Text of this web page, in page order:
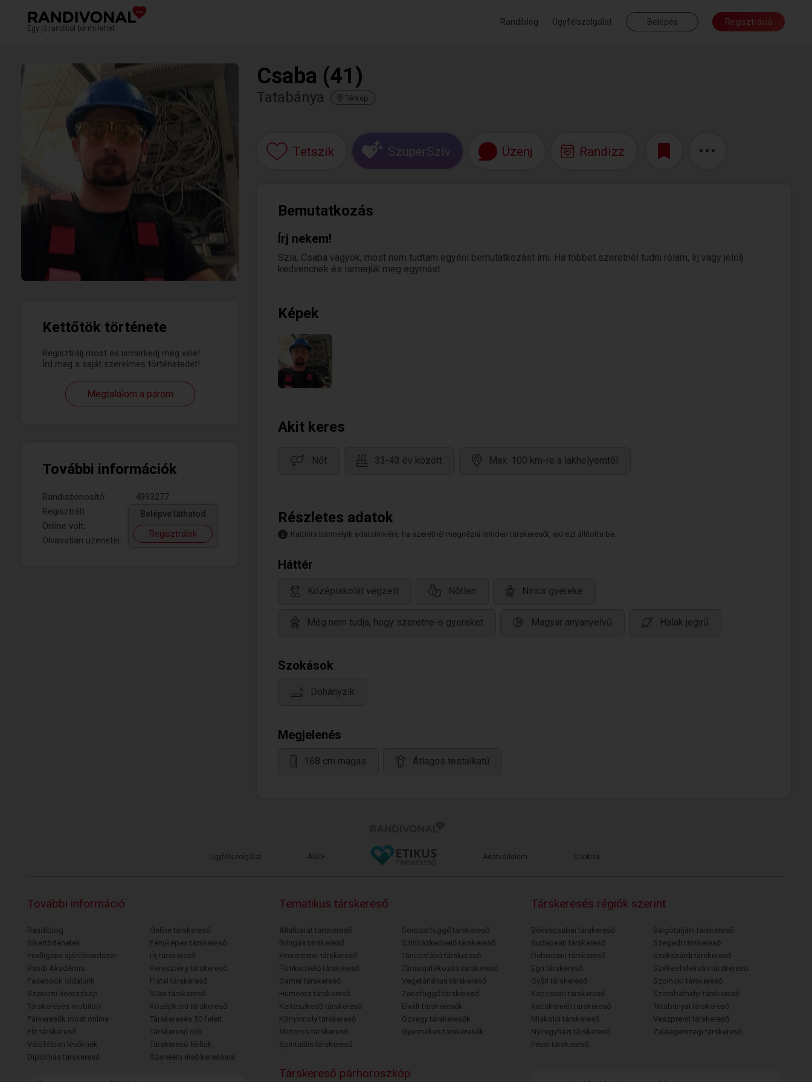
Egy jó randiból bármi lehet.
Randiblog Ügyfélszolgálat Belépés Regisztráció
Kettőtök története
Regisztrálj most és ismerkedj meg vele!
Írd meg a saját szerelmes történetedet!
Megtalálom a párom
További információk
Randiazonosító:
4993277
Regisztrált:
Online volt:
Olvasatlan üzenetei:
Belépve láthatod
Regisztrálok
Csaba (41)
Tatabánya Térkép
Tetszik SzuperSzív Üzenj Randizz
Bemutatkozás
Írj nekem!
Szia, Csaba vagyok, most nem tudtam egyéni bemutatkozást írni. Ha többet szeretnél tudni rólam, írj vagy jelölj
kedvencnek és ismerjük meg egymást.
Képek
Akit keres
Nőt 33-43 év között Max. 100 km-re a lakhelyemtől
Részletes adatok
Kattints bármelyik adatcímkére, ha szeretnél megnézni minden társkeresőt, aki ezt állította be.
Háttér
Középiskolát végzett Nőtlen Nincs gyereke
Még nem tudja, hogy szeretne-e gyereket Magyar anyanyelvű Halak jegyű
Szokások
Dohányzik
Megjelenés
168 cm magas Átlagos testalkatú
Ügyfélszolgálat ÁSZF Adatvédelem Cookiek
További információ
Randiblog
Sikertörténetek
Intelligens ajánlórendszer
Randi Akadémia
Facebook oldalunk
Szerelmi horoszkóp
Társkeresés mobilon
Párkeresők most online
Elit társkereső
Válófélben lévőknek
Diplomás társkereső
Online társkereső
Fényképes társkereső
Új társkereső
Keresztény társkereső
Fiatal társkereső
30as társkereső
Középkorú társkereső
Társkeresés 50 felett
Társkereső nők
Társkereső férfiak
Szerelem első keresésre
Tematikus társkereső
Állatbarát társkereső
Bringás társkereső
Ezermester társkereső
Filmkedvelő társkereső
Gamer társkereső
Humoros társkereső
Kertészkedő társkereső
Könyvmoly társkereső
Motoros társkereső
Spirituális társkereső
Sorozatfüggő társkereső
Színházkedvelő társkereső
Táncoslábú társkereső
Társasjátékozós társkereső
Vegetáriánus társkereső
Zenefüggő társkereső
Elvált társkeresők
Özvegy társkeresők
Gyermekes társkeresők
Társkeresés régiók szerint
Békéscsabai társkereső
Budapesti társkereső
Debreceni társkereső
Egri társkereső
Győri társkereső
Kaposvári társkereső
Kecskeméti társkereső
Miskolci társkereső
Nyíregyházi társkereső
Pécsi társkereső
Salgótarjáni társkereső
Szegedi társkereső
Szekszárdi társkereső
Székesfehérvári társkereső
Szolnoki társkereső
Szombathelyi társkereső
Tatabányai társkereső
Veszprémi társkereső
Zalaegerszegi társkereső
Társkereső párhoroszkóp